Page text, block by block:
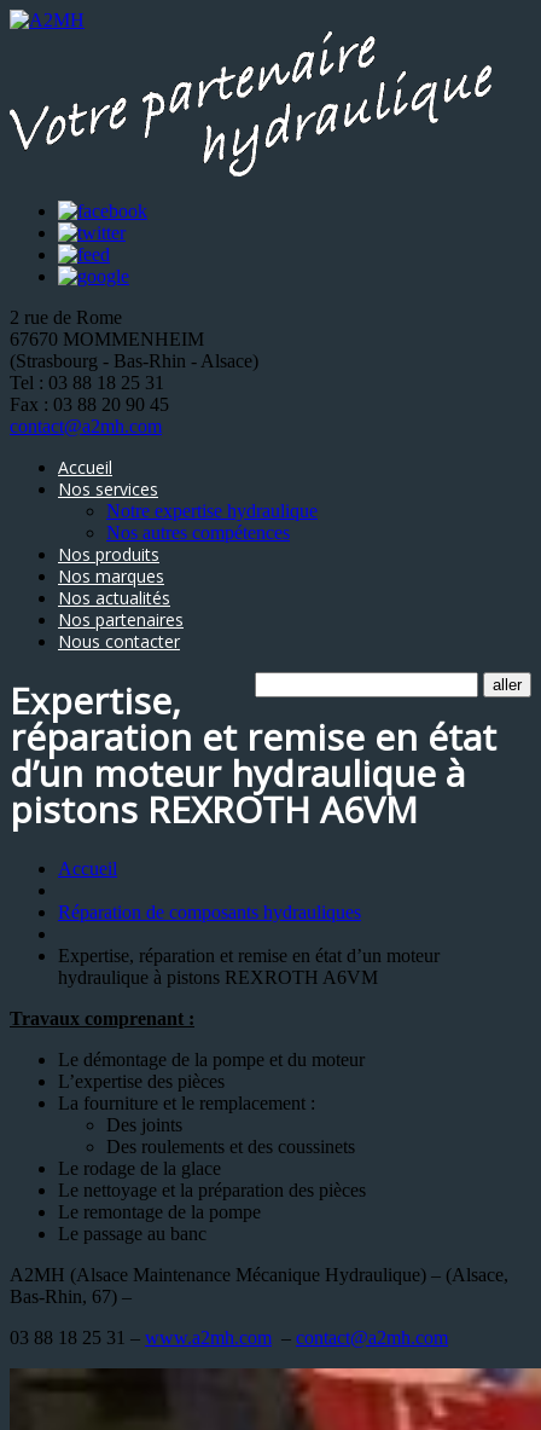
2 rue de Rome
67670 MOMMENHEIM
(Strasbourg - Bas-Rhin - Alsace)
Tel : 03 88 18 25 31
Fax : 03 88 20 90 45
contact@a2mh.com
Accueil
Nos services
Notre expertise hydraulique
Nos autres compétences
Nos produits
Nos marques
Nos actualités
Nos partenaires
Nous contacter
Expertise,
réparation et remise en état
d’un moteur hydraulique à
pistons REXROTH A6VM
Accueil
Réparation de composants hydrauliques
Expertise, réparation et remise en état d’un moteur
hydraulique à pistons REXROTH A6VM
Travaux comprenant :
Le démontage de la pompe et du moteur
L’expertise des pièces
La fourniture et le remplacement :
Des joints
Des roulements et des coussinets
Le rodage de la glace
Le nettoyage et la préparation des pièces
Le remontage de la pompe
Le passage au banc
A2MH (Alsace Maintenance Mécanique Hydraulique) – (Alsace,
Bas-Rhin, 67) –
03 88 18 25 31 – www.a2mh.com – contact@a2mh.com